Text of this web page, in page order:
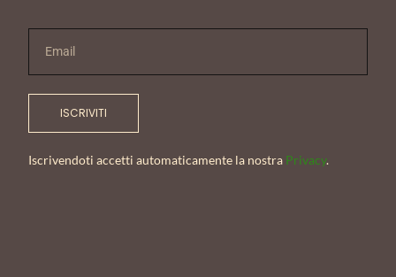
ISCRIVITI
Iscrivendoti accetti automaticamente la nostra Privacy.